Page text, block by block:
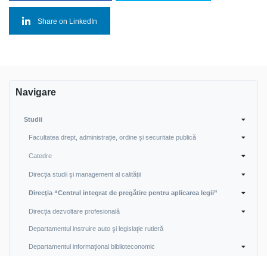
Share on LinkedIn
Navigare
Studii
Facultatea drept, administrație, ordine și securitate publică
Catedre
Direcţia studii şi management al calităţii
Direcţia “Centrul integrat de pregătire pentru aplicarea legii”
Direcţia dezvoltare profesională
Departamentul instruire auto şi legislaţie rutieră
Departamentul informaţional biblioteconomic